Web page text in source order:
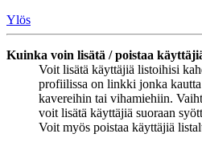
Ylös
Kuinka voin lisätä / poistaa
Voit lisätä käyttäjiä listoihisi
profiilissa on linkki jonka
kavereihin tai vihamiehiin.
voit lisätä käyttäjiä suoraan
Voit myös poistaa käyttäjiä